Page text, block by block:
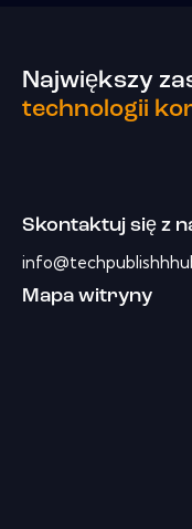
Największy
technologii
Skontaktuj się z
Mapa witryny